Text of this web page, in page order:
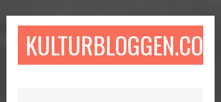
till
till
sidofältet
till
KULTURBLOGGEN.COM